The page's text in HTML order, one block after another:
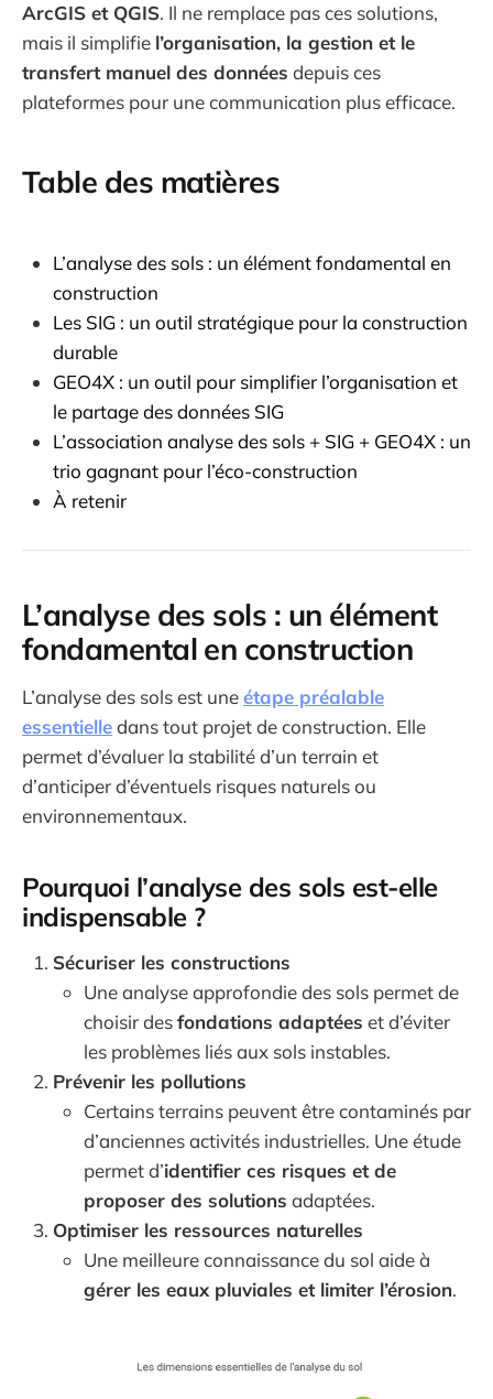
ArcGIS et QGIS. Il ne remplace pas ces solutions,
mais il simplifie l’organisation, la gestion et le
transfert manuel des données depuis ces
plateformes pour une communication plus efficace.
Table des matières
L’analyse des sols : un élément fondamental en
construction
Les SIG : un outil stratégique pour la construction
durable
GEO4X : un outil pour simplifier l’organisation et
le partage des données SIG
L’association analyse des sols + SIG + GEO4X : un
trio gagnant pour l’éco-construction
À retenir
L’analyse des sols : un élément
fondamental en construction
L’analyse des sols est uneétape préalable
essentielledans tout projet de construction. Elle
permet d’évaluer la stabilité d’un terrain et
d’anticiper d’éventuels risques naturels ou
environnementaux.
Pourquoi l’analyse des sols est-elle
indispensable ?
Sécuriser les constructions
Une analyse approfondie des sols permet de
choisir desfondations adaptées et d’éviter
les problèmes liés aux sols instables.
Prévenir les pollutions
Certains terrains peuvent être contaminés par
d’anciennes activités industrielles. Une étude
permet d’identifier ces risques et de
proposer des solutions adaptées.
Optimiser les ressources naturelles
Une meilleure connaissance du sol aide à
gérer les eaux pluviales et limiter l’érosion.